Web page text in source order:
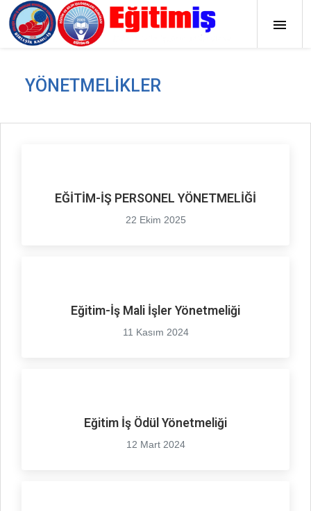
YÖNETMELIKLER
EĞİTİM-İŞ PERSONEL YÖNETMELİĞİ
22 Ekim 2025
Eğitim-İş Mali İşler Yönetmeliği
11 Kasım 2024
Eğitim İş Ödül Yönetmeliği
12 Mart 2024